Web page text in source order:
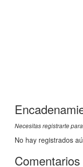
Necesitas registrarte
No hay registrados
Comentarios